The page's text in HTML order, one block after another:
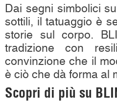
Dai segni simbolici
sottili, il tatuaggio è
storie sul corpo.
tradizione con
convinzione che il
è ciò che dà forma al
Scopri di più su